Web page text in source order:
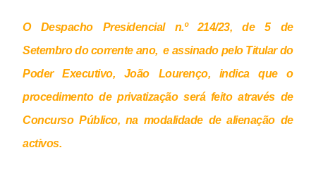
O Despacho Presidencial n.º 214/23, de 5 de
Setembro do corrente ano, e assinado pelo Titular do
Poder Executivo, João Lourenço, indica que o
procedimento de privatização será feito através de
Concurso Público, na modalidade de alienação de
activos.